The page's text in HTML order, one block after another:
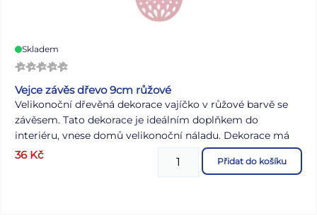
Skladem
Vejce závěs dřevo 9cm růžové
Velikonoční dřevěná dekorace vajíčko v růžové barvě se
závěsem. Tato dekorace je ideálním doplňkem do
interiéru, vnese domů velikonoční náladu. Dekorace má
provázek na zavěšení. Barva: růžová Rozměr: 90 mm
36 Kč Přidat do košíku